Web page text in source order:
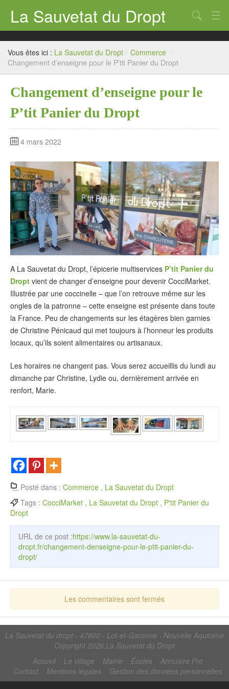
La Sauvetat du Dropt
Accueil
Mairie
Archives
Agenda 2026
Contact
Chercher
Vous êtes ici : La Sauvetat du Dropt / Commerce /
Changement d’enseigne pour le P’tit Panier du Dropt
Changement d’enseigne pour le
P’tit Panier du Dropt
4 mars 2022
A La Sauvetat du Dropt, l’épicerie multiservices P’tit Panier du
Dropt vient de changer d’enseigne pour devenir CocciMarket.
Illustrée par une coccinelle – que l’on retrouve même sur les
ongles de la patronne – cette enseigne est présente dans toute
la France. Peu de changements sur les étagères bien garnies
de Christine Pénicaud qui met toujours à l’honneur les produits
locaux, qu’ils soient alimentaires ou artisanaux.
Les horaires ne changent pas. Vous serez accueillis du lundi au
dimanche par Christine, Lydie ou, dernièrement arrivée en
renfort, Marie.
Posté dans : Commerce , La Sauvetat du Dropt
Tags : CocciMarket , La Sauvetat du Dropt , P'tit Panier du
Dropt
URL de ce post :https://www.la-sauvetat-du-
dropt.fr/changement-denseigne-pour-le-ptit-panier-du-
dropt/
Les commentaires sont fermés
La Sauvetat du dropt - 47800 - Lot-et-Garonne - Nouvelle Aquitaine
Copyright 2026 La Sauvetat du Dropt
Accueil
Le village Mairie Écoles
Annuaire Pro
Contact
Mentions légales Gestion des données personnelles